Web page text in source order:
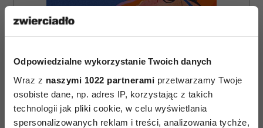
Odpowiedzialne wykorzystanie Twoich danych
Wraz z naszymi 1022 partnerami przetwarzamy Twoje
osobiste dane, np. adres IP, korzystając z takich
technologii jak pliki cookie, w celu wyświetlania
spersonalizowanych reklam i treści, analizowania tychże,